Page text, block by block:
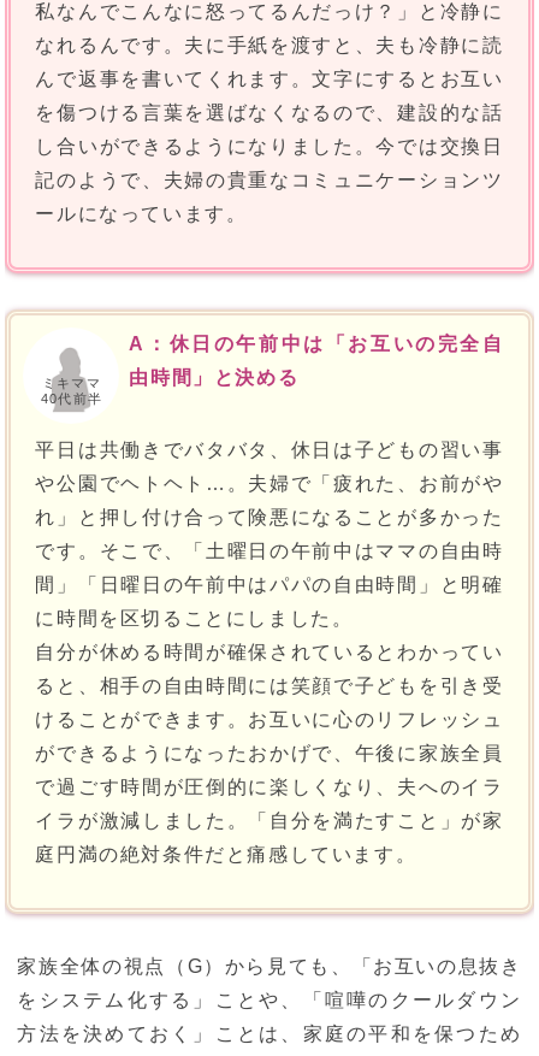
私なんでこんなに怒ってるんだっけ？」と冷静に
なれるんです。夫に手紙を渡すと、夫も冷静に読
んで返事を書いてくれます。文字にするとお互い
を傷つける言葉を選ばなくなるので、建設的な話
し合いができるようになりました。今では交換日
記のようで、夫婦の貴重なコミュニケーションツ
ールになっています。
ミキママ
40代前半
A：休日の午前中は「お互いの完全自
由時間」と決める
平日は共働きでバタバタ、休日は子どもの習い事
や公園でヘトヘト…。夫婦で「疲れた、お前がや
れ」と押し付け合って険悪になることが多かった
です。そこで、「土曜日の午前中はママの自由時
間」「日曜日の午前中はパパの自由時間」と明確
に時間を区切ることにしました。
自分が休める時間が確保されているとわかってい
ると、相手の自由時間には笑顔で子どもを引き受
けることができます。お互いに心のリフレッシュ
ができるようになったおかげで、午後に家族全員
で過ごす時間が圧倒的に楽しくなり、夫へのイラ
イラが激減しました。「自分を満たすこと」が家
庭円満の絶対条件だと痛感しています。
家族全体の視点（G）から見ても、「お互いの息抜き
をシステム化する」ことや、「喧嘩のクールダウン
方法を決めておく」ことは、家庭の平和を保つため